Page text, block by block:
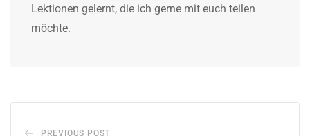
Lektionen gelernt, die ich gerne mit euch teilen
möchte.
PREVIOUS POST